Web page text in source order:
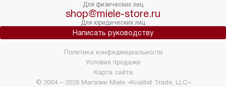
Для физических лиц
shop@miele-store.ru
Для юридических лиц
Написать руководству
© 2004 – 2026 Магазин Miele «Kvalitet Trade, LLC»
Политика конфиденциальности
Условия продажи
Карта сайта